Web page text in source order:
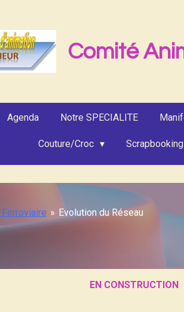
Comité
Agenda Notre SPECIALITE
Couture/Croc Scrapbooking
» Evolution du Réseau
EN CONSTRUCTION